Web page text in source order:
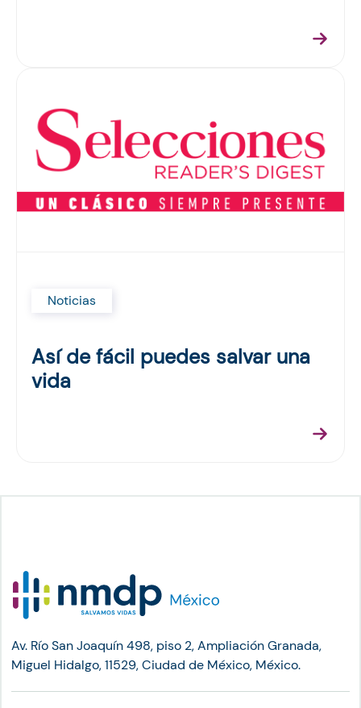
Noticias
Así de fácil puedes salvar una
vida
Av. Río San Joaquín 498, piso 2, Ampliación Granada,
Miguel Hidalgo, 11529, Ciudad de México, México.